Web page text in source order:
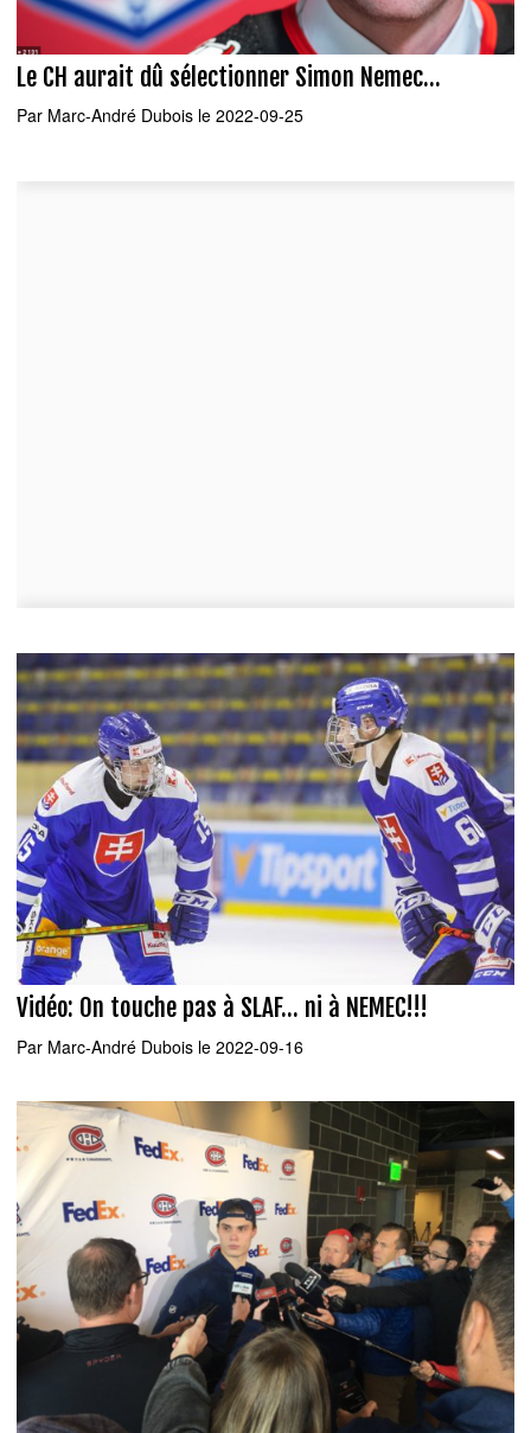
Le CH aurait dû sélectionner Simon Nemec...
Par Marc-André Dubois le 2022-09-25
Vidéo: On touche pas à SLAF... ni à NEMEC!!!
Par Marc-André Dubois le 2022-09-16